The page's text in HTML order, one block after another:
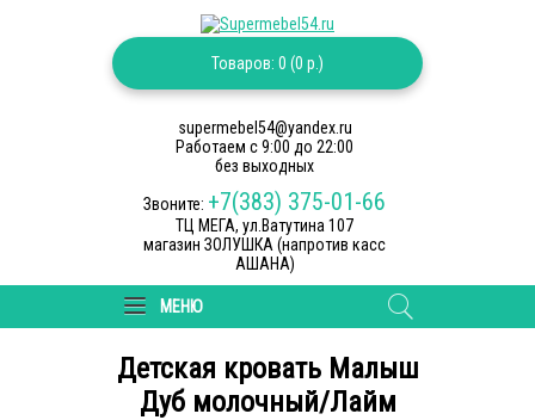
Товаров: 0 (0 р.)
supermebel54@yandex.ru
Работаем c 9:00 до 22:00
без выходных
Звоните: +7(383) 375-01-66
ТЦ МЕГА, ул.Ватутина 107
магазин ЗОЛУШКА (напротив касс
АШАНА)
МЕНЮ
Детская кровать Малыш
Дуб молочный/Лайм